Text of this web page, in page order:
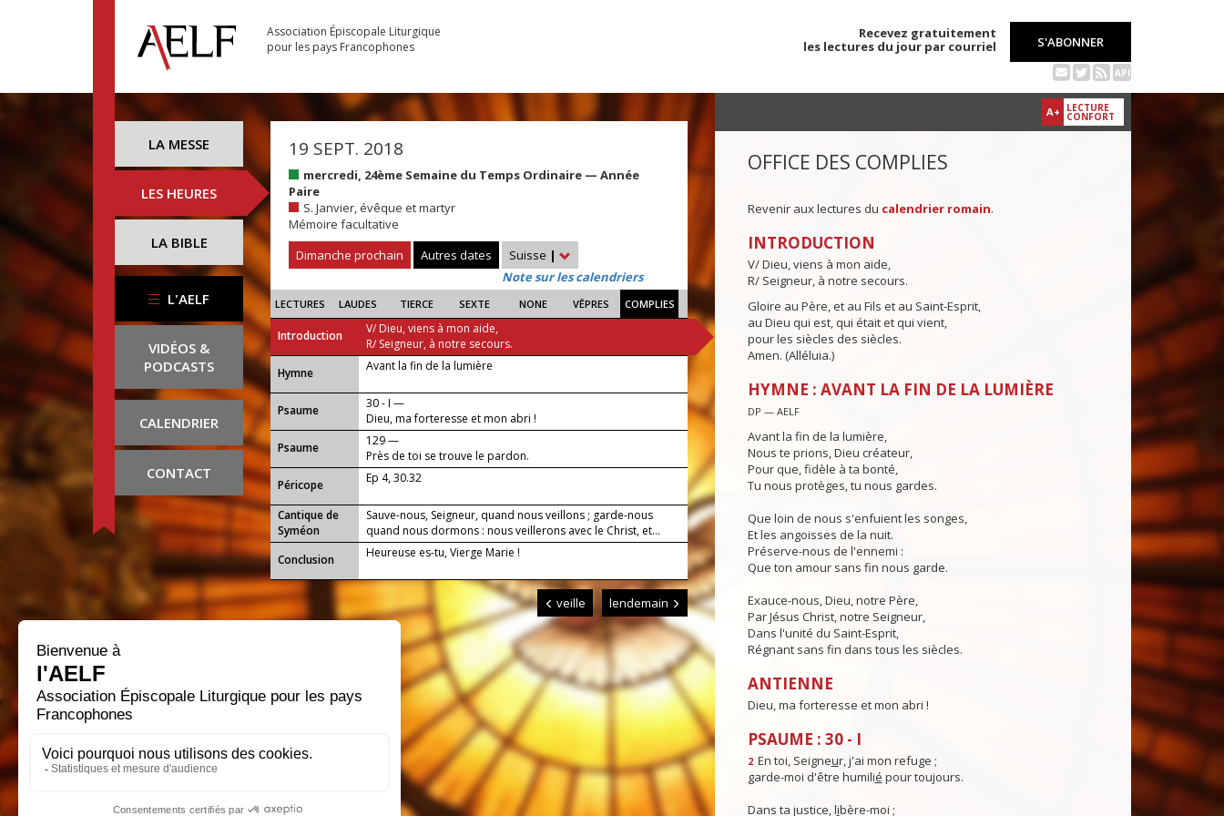
Association Épiscopale Liturgique
pour les pays Francophones
Recevez gratuitement
les lectures du jour par courriel
S'ABONNER
API
LA MESSE
LES HEURES
LA BIBLE
L'AELF
VIDÉOS &
PODCASTS
CALENDRIER
CONTACT
19 SEPT. 2018
mercredi, 24ème Semaine du Temps Ordinaire — Année
Paire
S. Janvier, évêque et martyr
Mémoire facultative
Dimanche prochain
Autres dates Suisse |
Note sur les calendriers
LECTURES LAUDES TIERCE SEXTE NONE VÊPRES COMPLIES
Introduction
V/ Dieu, viens à mon aide,
R/ Seigneur, à notre secours.
...
Hymne Avant la fin de la lumière
Psaume
30 - I —
Dieu, ma forteresse et mon abri !
Psaume
129 —
Près de toi se trouve le pardon.
Péricope
Ep 4, 30.32
Cantique de
Syméon
Sauve-nous, Seigneur, quand nous veillons ; garde-nous
quand nous dormons : nous veillerons avec le Christ, et...
Conclusion
Heureuse es-tu, Vierge Marie !
veille lendemain
A+ LECTURE
CONFORT
OFFICE DES COMPLIES
Revenir aux lectures du calendrier romain.
INTRODUCTION
V/ Dieu, viens à mon aide,
R/ Seigneur, à notre secours.
Gloire au Père, et au Fils et au Saint-Esprit,
au Dieu qui est, qui était et qui vient,
pour les siècles des siècles.
Amen. (Alléluia.)
HYMNE : AVANT LA FIN DE LA LUMIÈRE
DP — AELF
Avant la fin de la lumière,
Nous te prions, Dieu créateur,
Pour que, fidèle à ta bonté,
Tu nous protèges, tu nous gardes.
Que loin de nous s'enfuient les songes,
Et les angoisses de la nuit.
Préserve-nous de l'ennemi :
Que ton amour sans fin nous garde.
Exauce-nous, Dieu, notre Père,
Par Jésus Christ, notre Seigneur,
Dans l'unité du Saint-Esprit,
Régnant sans fin dans tous les siècles.
ANTIENNE
Dieu, ma forteresse et mon abri !
PSAUME : 30 - I
2 En toi, Seigneur, j'ai mon refuge ;
garde-moi d'être humilié pour toujours.
Dans ta justice, libère-moi ;